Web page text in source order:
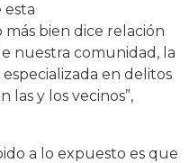
esta
bien dice relación
nuestra comunidad, la
en delitos
las y los vecinos”,
a lo expuesto es que